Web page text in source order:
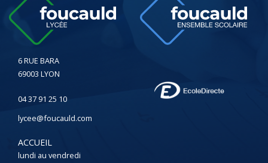
6 RUE BARA
69003 LYON
04 37 91 25 10
lycee@foucauld.com
ACCUEIL
lundi au vendredi